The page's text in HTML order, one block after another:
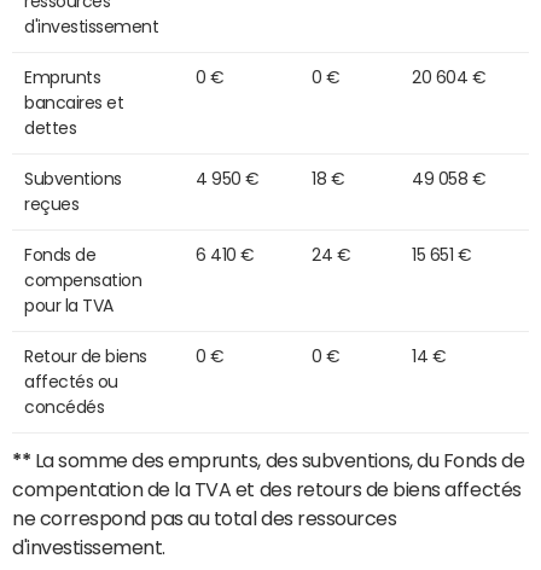
d'investissement
Emprunts
bancaires et
dettes
0 € 0 € 20 604 €
Subventions
reçues
4 950 € 18 € 49 058 €
Fonds de
compensation
pour la TVA
6 410 € 24 € 15 651 €
Retour de biens
affectés ou
concédés
0 € 0 € 14 €
** La somme des emprunts, des subventions, du Fonds de
compentation de la TVA et des retours de biens affectés
ne correspond pas au total des ressources
d'investissement.